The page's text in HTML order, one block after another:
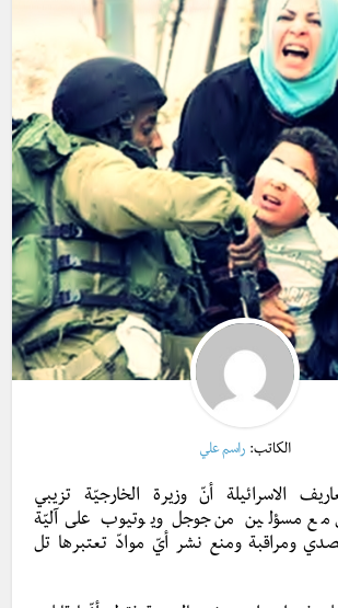
الكاتب: راسم علي
الاسرائيلة أنّ وزيرة الخارجيّة تزيبي
مع مسؤلين من جوجل ويوتيوب على آليّة
ومراقبة ومنع نشر أيّ موادّ تعتبرها تل